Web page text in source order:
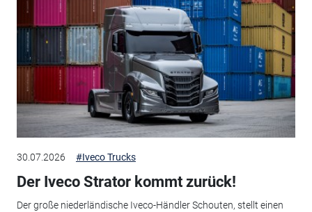
30.07.2026 #Iveco Trucks
Der Iveco Strator kommt zurück!
Der große niederländische Iveco-Händler Schouten, stellt einen